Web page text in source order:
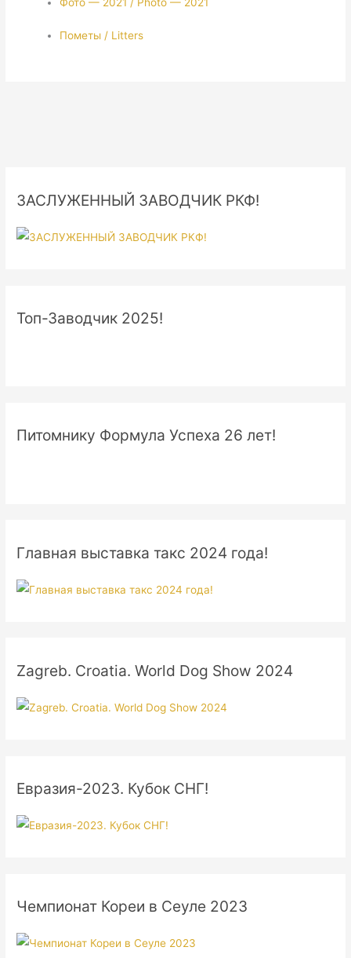
Пометы / Litters
ЗАСЛУЖЕННЫЙ ЗАВОДЧИК РКФ!
Топ-Заводчик 2025!
Питомнику Формула Успеха 26 лет!
Главная выставка такс 2024 года!
Zagreb. Croatia. World Dog Show 2024
Евразия-2023. Кубок СНГ!
Чемпионат Кореи в Сеуле 2023